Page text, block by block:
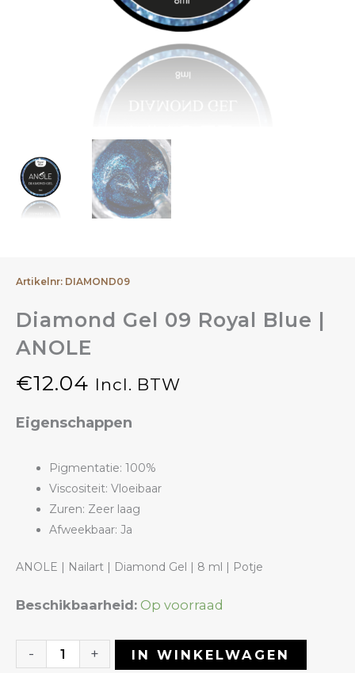
Artikelnr: DIAMOND09
Diamond Gel 09 Royal Blue |
ANOLE
€12.04 Incl. BTW
Eigenschappen
Pigmentatie: 100%
Viscositeit: Vloeibaar
Zuren: Zeer laag
Afweekbaar: Ja
ANOLE | Nailart | Diamond Gel | 8 ml | Potje
Beschikbaarheid: Op voorraad
-
Diamond
09
+ IN WINKELWAGEN